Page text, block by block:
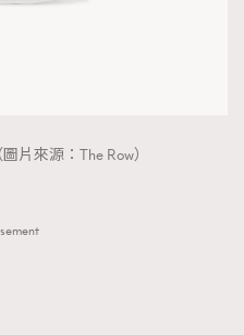
片來源：The Row）